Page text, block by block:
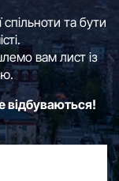
та бути
вам лист із
відбуваються!